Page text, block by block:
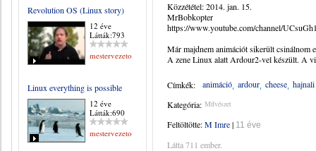
Revolution OS (Linux story)
12 éve
Látták:793
mestervezeto
Linux everything is possible
12 éve
Látták:690
mestervezeto
Közzététel: 2014. jan. 15.
MrBobkopter
https://www.youtube.com/channel/
Már majdnem animációt sikerült csinálnom
A zene Linux alatt Ardour2-vel készült. A
Címkék: animáció ardour cheese
Kategória: Művészet
Feltöltötte:M Imre| 11 éve
Látta 711 ember.